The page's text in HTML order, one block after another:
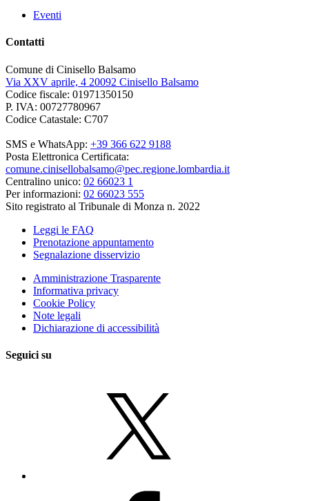
Eventi
Contatti
Comune di Cinisello Balsamo
Via XXV aprile, 4 20092 Cinisello Balsamo
Codice fiscale: 01971350150
P. IVA: 00727780967
Codice Catastale: C707
SMS e WhatsApp: +39 366 622 9188
Posta Elettronica Certificata:
comune.cinisellobalsamo@pec.regione.lombardia.it
Centralino unico: 02 66023 1
Per informazioni: 02 66023 555
Sito registrato al Tribunale di Monza n. 2022
Leggi le FAQ
Prenotazione appuntamento
Segnalazione disservizio
Amministrazione Trasparente
Informativa privacy
Cookie Policy
Note legali
Dichiarazione di accessibilità
Seguici su